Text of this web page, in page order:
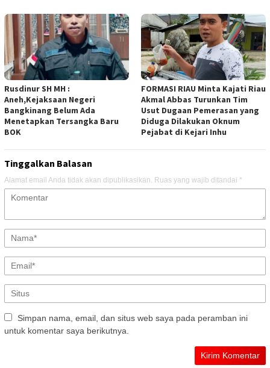
Rusdinur SH MH :
Aneh,Kejaksaan Negeri
Bangkinang Belum Ada
Menetapkan Tersangka Baru
BOK
FORMASI RIAU Minta Kajati Riau
Akmal Abbas Turunkan Tim
Usut Dugaan Pemerasan yang
Diduga Dilakukan Oknum
Pejabat di Kejari Inhu
Tinggalkan Balasan
Alamat email Anda tidak akan dipublikasikan. Ruas yang wajib ditandai *
Simpan nama, email, dan situs web saya pada peramban ini
untuk komentar saya berikutnya.